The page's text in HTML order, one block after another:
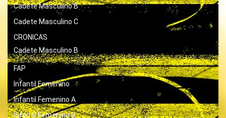
Cadete Masculino B
Cadete Masculino C
CRONICAS
Cadete Masculino B
FAP
Infantil Femenino
Infantil Femenino A
Infantil Femenino B